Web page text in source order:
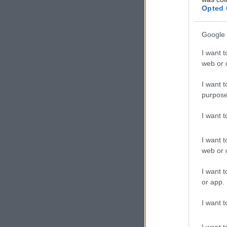
Opted
Google
I want
web or
I want
I want
I want
web or
I want
or app.
I want